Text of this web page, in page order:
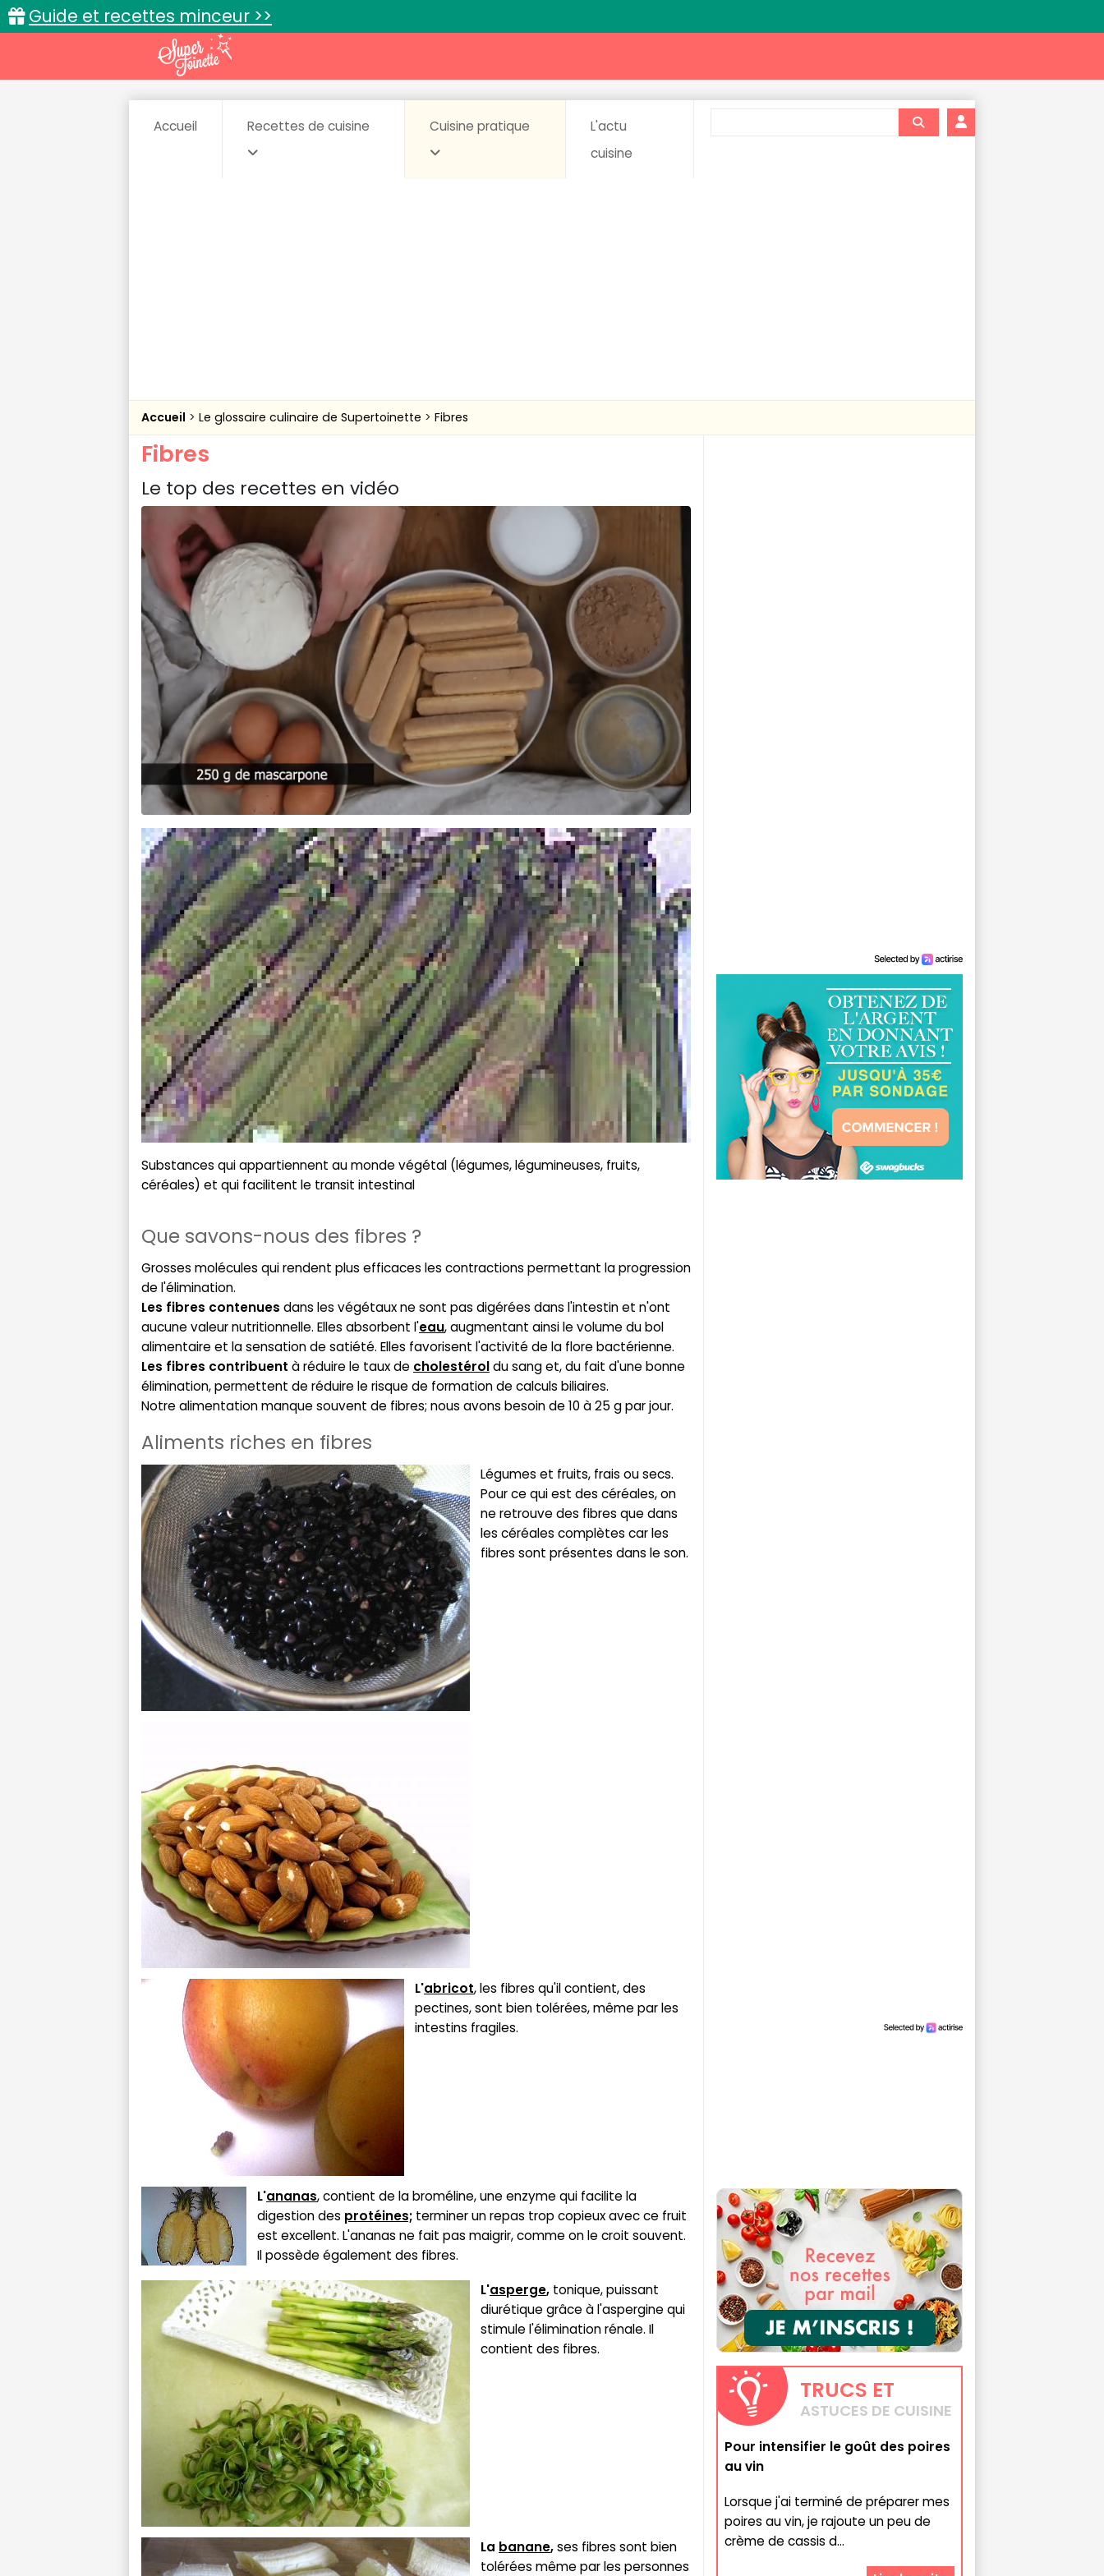
Guide et recettes minceur >>
Accueil Recettes de cuisine Cuisine pratique
L'actu
cuisine
Accueil Le glossaire culinaire de Supertoinette Fibres
Fibres
Le top des recettes en vidéo
Substances qui appartiennent au monde végétal (légumes, légumineuses, fruits,
céréales) et qui facilitent le transit intestinal
Que savons-nous des fibres ?
Grosses molécules qui rendent plus efficaces les contractions permettant la progression
de l'élimination.
Les fibres contenues dans les végétaux ne sont pas digérées dans l'intestin et n'ont
aucune valeur nutritionnelle. Elles absorbent l'eau, augmentant ainsi le volume du bol
alimentaire et la sensation de satiété. Elles favorisent l'activité de la flore bactérienne.
Les fibres contribuent à réduire le taux de cholestéroldu sang et, du fait d'une bonne
élimination, permettent de réduire le risque de formation de calculs biliaires.
Notre alimentation manque souvent de fibres; nous avons besoin de 10 à 25 g par jour.
Aliments riches en fibres
Légumes et fruits, frais ou secs.
Pour ce qui est des céréales, on
ne retrouve des fibres que dans
les céréales complètes car les
fibres sont présentes dans le son.
L'abricot, les fibres qu'il contient, des
pectines, sont bien tolérées, même par les
intestins fragiles.
L'ananas, contient de la broméline, une enzyme qui facilite la
digestion des protéines; terminer un repas trop copieux avec ce fruit
est excellent. L'ananas ne fait pas maigrir, comme on le croit souvent.
Il possède également des fibres.
L'asperge, tonique, puissant
diurétique grâce à l'aspergine qui
stimule l'élimination rénale. Il
contient des fibres.
La banane,ses fibres sont bien
tolérées même par les personnes
TRUCS ET
ASTUCES DE CUISINE
Pour intensifier le goût des poires
au vin
Lorsque j'ai terminé de préparer mes
poires au vin, je rajoute un peu de
crème de cassis d...